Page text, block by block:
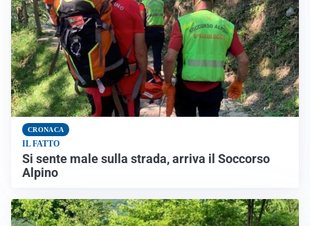
CRONACA
IL FATTO
Si sente male sulla strada, arriva il Soccorso
Alpino